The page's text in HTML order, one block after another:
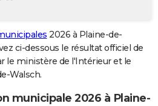
2026 à Plaine-de-
ci-dessous le résultat officiel de
le ministère de l'Intérieur et le
Walsch.
municipale 2026 à Plaine-